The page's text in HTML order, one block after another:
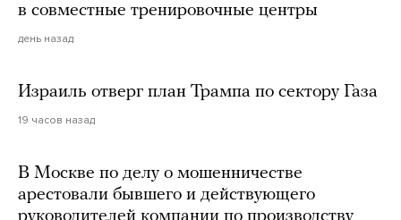
в совместные тренировочные центры
день назад
Израиль отверг план Трампа по сектору Газа
19 часов назад
В Москве по делу о мошенничестве
арестовали бывшего и действующего
руководителей компании по производству